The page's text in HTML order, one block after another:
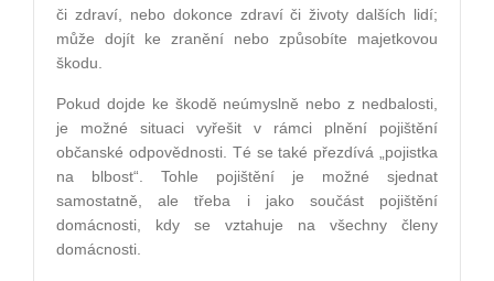
či zdraví, nebo dokonce zdraví či životy dalších lidí;
může dojít ke zranění nebo způsobíte majetkovou
škodu.
Pokud dojde ke škodě neúmyslně nebo z nedbalosti,
je možné situaci vyřešit v rámci plnění pojištění
občanské odpovědnosti. Té se také přezdívá „pojistka
na blbost“. Tohle pojištění je možné sjednat
samostatně, ale třeba i jako součást pojištění
domácnosti, kdy se vztahuje na všechny členy
domácnosti.